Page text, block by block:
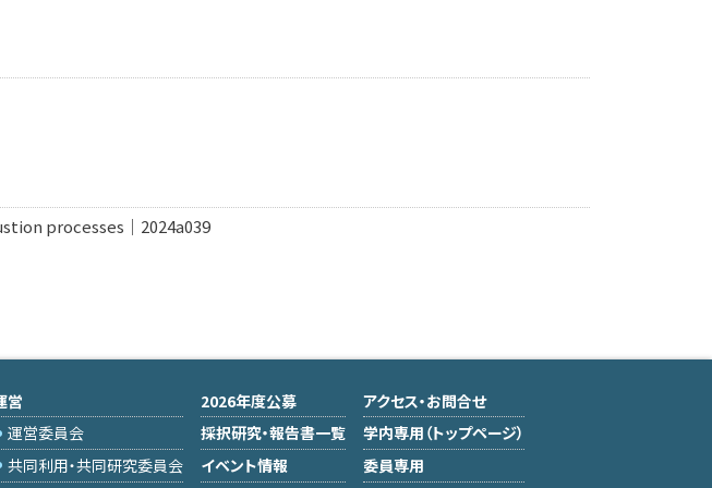
processes｜2024a039
営
運営委員会
共同利用・共同研究委員会
2026年度公募
採択研究・報告書一覧
イベント情報
アクセス・お問合せ
学内専用（トップページ）
委員専用